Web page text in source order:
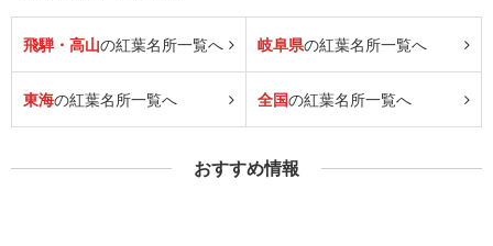
飛騨・高山の紅葉名所一覧へ 岐阜県の紅葉名所一覧へ
東海の紅葉名所一覧へ 全国の紅葉名所一覧へ
おすすめ情報